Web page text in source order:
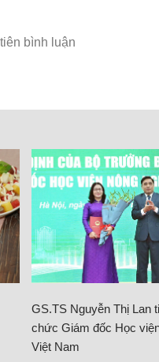
GS.TS Nguyễn Thị Lan
chức Giám đốc Học
Việt Nam